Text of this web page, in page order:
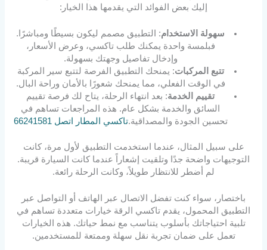
إليك بعض الفوائد التي يقدمها هذا الخيار:
سهولة الاستخدام: التطبيق مصمم ليكون بسيطًا ومباشرًا.
فبلمسة واحدة يمكنك طلب تاكسي، وعرض الأسعار،
وإدخال تفاصيل وجهتك بسهولة.
تتبع المركبات: يمنحك التطبيق الفرصة لتتبع سير المركبة
في الوقت الفعلي، مما يمنحك شعورًا بالأمان وراحة البال.
تقييم الخدمة: بعد انتهاء الرحلة، يتاح لك فرصة تقييم
السائق والخدمة بشكل عام. هذه المراجعات تساهم في
تحسين الجودة والمصداقية.تاكسي المطار اتصل 66241581
على سبيل المثال، عندما استخدمت التطبيق لأول مرة، كانت
التوجيهات واضحة جدًا وتلقيت إشعاراً عندما كانت السيارة قريبة.
لم أضطر للانتظار طويلاً، وكانت الرحلة رائعة.
باختصار، سواء كنت تفضل الاتصال عبر الهاتف أو التواصل عبر
التطبيق المحمول، يقدم تاكسي الرقة خيارات متعددة تساهم في
تلبية احتياجاتك بأسلوب يتناسب مع نمط حياتك. هذه الخيارات
تعمل على ضمان تجربة نقل سهلة وممتعة للمستخدمين.